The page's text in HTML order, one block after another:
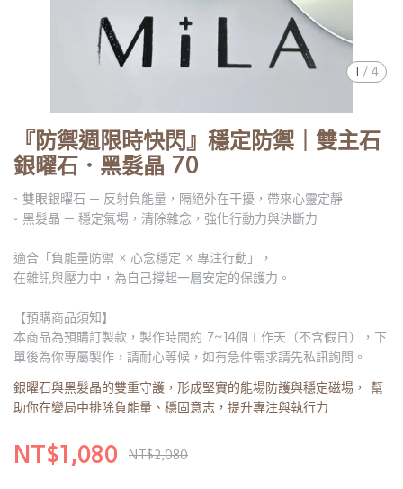
1 / 4
『防禦週限時快閃』穩定防禦｜雙主石
銀曜石．黑髮晶 70
◦ 雙眼銀曜石 ─ 反射負能量，隔絕外在干擾，帶來心靈定靜
◦ 黑髮晶 ─ 穩定氣場，清除雜念，強化行動力與決斷力
適合「負能量防禦 × 心念穩定 × 專注行動」，
在雜訊與壓力中，為自己撐起一層安定的保護力。
【預購商品須知】
本商品為預購訂製款，製作時間約 7~14個工作天（不含假日），下
單後為你專屬製作，請耐心等候，如有急件需求請先私訊詢問。
銀曜石與黑髮晶的雙重守護，形成堅實的能場防護與穩定磁場， 幫
助你在變局中排除負能量、穩固意志，提升專注與執行力
NT$1,080 NT$2,080